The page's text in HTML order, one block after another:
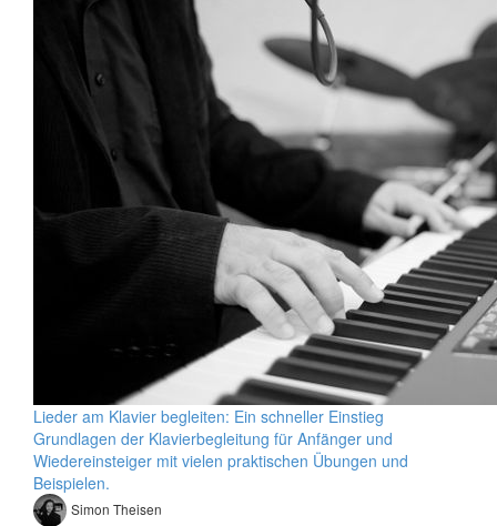
Lieder am Klavier begleiten: Ein schneller Einstieg
Grundlagen der Klavierbegleitung für Anfänger und
Wiedereinsteiger mit vielen praktischen Übungen und
Beispielen.
Simon Theisen